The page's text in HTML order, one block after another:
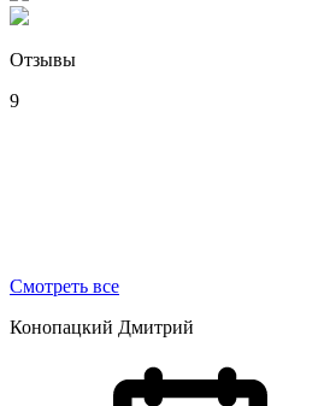
Отзывы
9
Смотреть все
Конопацкий Дмитрий